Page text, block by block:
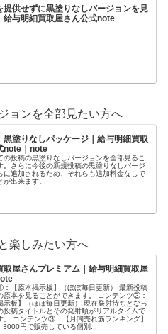
提供せずに黒塗りなしバージョンを見
給与明細買取屋さん公式note
ョンを全部見たい方へ
黒塗りなしパッケージ｜給与明細買取
note｜note
の投稿の黒塗りなしバージョンを全部見るこ
。さらに今後の新規投稿の黒塗りなしバージ
に追加されるため、それらも追加料金なしで
出来ます。
楽しみたい方へ
取屋さんプレミアム｜給与明細買取屋
【原本掲示板】（ほぼ毎日更新） 最新投稿
原本を見ることができます。 コンテンツ②：
示板】（ほぼ毎日更新） 現在発射待ちとなっ
投稿タイトルとその発射順がリアルタイムで
。 コンテンツ③：【月間売れ筋ランキング】
3000円で販売している個別...